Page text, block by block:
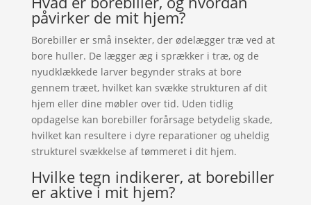
påvirker de mit hjem?
Borebiller er små insekter, der ødelægger træ ved at
bore huller. De lægger æg i sprækker i træ, og de
nyudklækkede larver begynder straks at bore
gennem træet, hvilket kan svække strukturen af dit
hjem eller dine møbler over tid. Uden tidlig
opdagelse kan borebiller forårsage betydelig skade,
hvilket kan resultere i dyre reparationer og uheldig
strukturel svækkelse af tømmeret i dit hjem.
Hvilke tegn indikerer, at borebiller
er aktive i mit hjem?